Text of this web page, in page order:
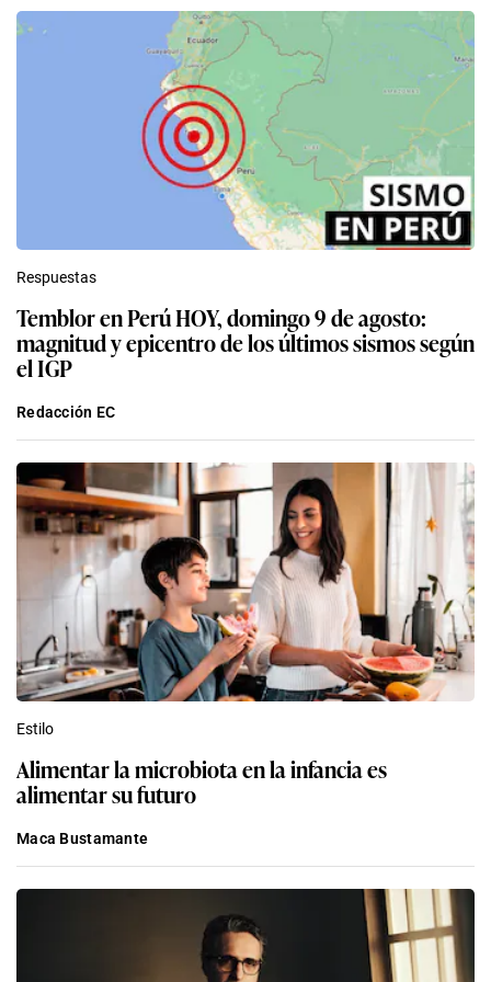
Respuestas
Temblor en Perú HOY, domingo 9 de agosto:
magnitud y epicentro de los últimos sismos según
el IGP
Redacción EC
Estilo
Alimentar la microbiota en la infancia es
alimentar su futuro
Maca Bustamante